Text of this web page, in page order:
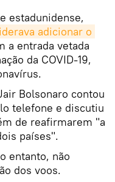
estadunidense,
adicionar o
a entrada vetada
da COVID-19,
Bolsonaro contou
telefone e discutiu
de reafirmarem "a
países".
entanto, não
dos voos.